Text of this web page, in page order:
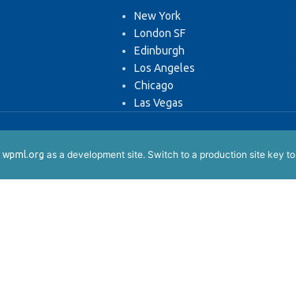
New York
London SF
Edinburgh
Los Angeles
Chicago
Las Vegas
wpml.org as a development site. Switch to a production site key to